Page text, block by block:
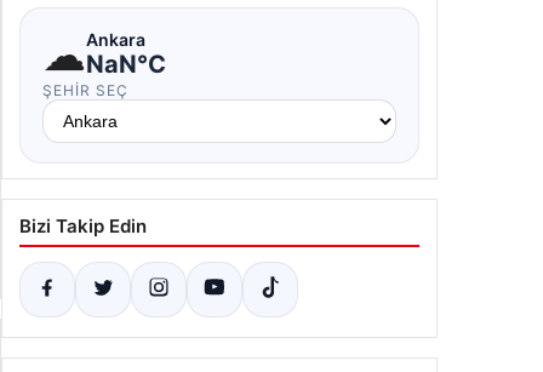
☁Ankara
NaN°C
ŞEHIR SEÇ
Bizi Takip Edin